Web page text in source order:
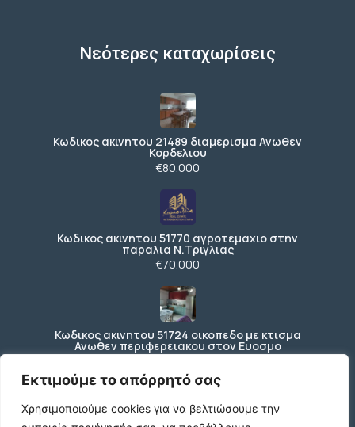
Εκτιμούμε το απόρρητό σας
Χρησιμοποιούμε cookies για να βελτιώσουμε την
Νεότερες καταχωρίσεις
Κωδικος ακινητου 21489 διαμερισμα Ανωθεν
Κορδελιου
€80.000
Κωδικος ακινητου 51770 αγροτεμαχιο στην
παραλια Ν.Τριγλιας
€70.000
Κωδικος ακινητου 51724 οικοπεδο με κτισμα
Ανωθεν περιφερειακου στον Ευοσμο